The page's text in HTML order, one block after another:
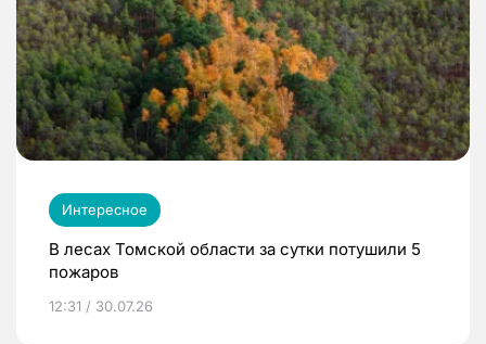
Интересное
В лесах Томской области за сутки потушили 5
пожаров
12:31 / 30.07.26